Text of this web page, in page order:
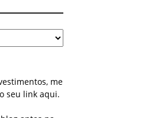
me
seu link aqui.